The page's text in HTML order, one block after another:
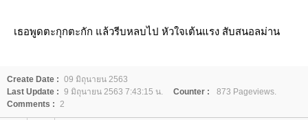
เธอพูดตะกุกตะกัก แล้วรีบหลบไป หัวใจเต้นแรง สับสนอลม่าน
Create Date : 09 มิถุนายน 2563
Last Update : 9 มิถุนายน 2563 7:43:15 น. Counter :
873 Pageviews.
Comments : 2